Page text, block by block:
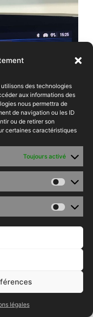
des technologies
aux informations des
nous permettra de
de navigation ou les ID
ou de retirer son
certaines caractéristiques
Toujours activé
légales
Envoyer
message